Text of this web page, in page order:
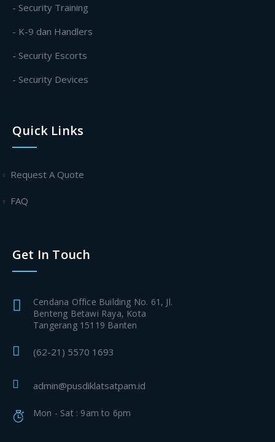
- Security Training
- K-9 dan Handlers
- Security Escorts
- Security Devices
Quick Links
Request A Quote
FAQ
Get In Touch
Cendana Office Building No. 61, Jl.
Benteng Betawi Raya, Kota
Tangerang 15119 Banten
(62-21) 5570 1693
admin@pusdiklatsatpam.id
Mon - Sat : 9am to 6pm